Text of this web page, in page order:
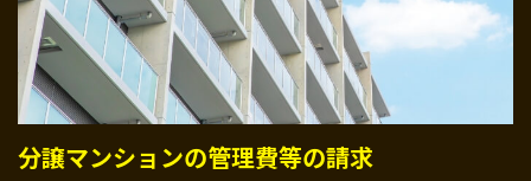
分譲マンションの管理費等の請求